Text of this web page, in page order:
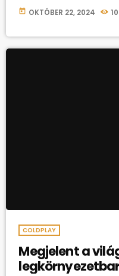
today OKTÓBER 22, 2024
COLDPLAY
Megjelent a